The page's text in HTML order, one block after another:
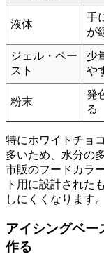
液体
手
が
ジェル・ペー
スト
少
や
粉末
発
る
特にホワイトチョ
多いため、水分の
市販のフードカラ
ト用に設計された
しにくくなります。
アイシングベー
作る